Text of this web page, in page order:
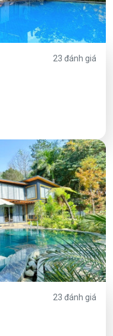
23 đánh giá
23 đánh giá